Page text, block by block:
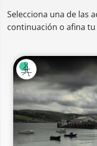
Selecciona una de las
continuación o afina